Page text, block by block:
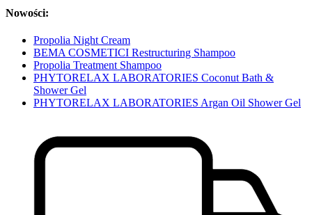
Nowości:
Propolia Night Cream
BEMA COSMETICI Restructuring Shampoo
Propolia Treatment Shampoo
PHYTORELAX LABORATORIES Coconut Bath &
Shower Gel
PHYTORELAX LABORATORIES Argan Oil Shower Gel